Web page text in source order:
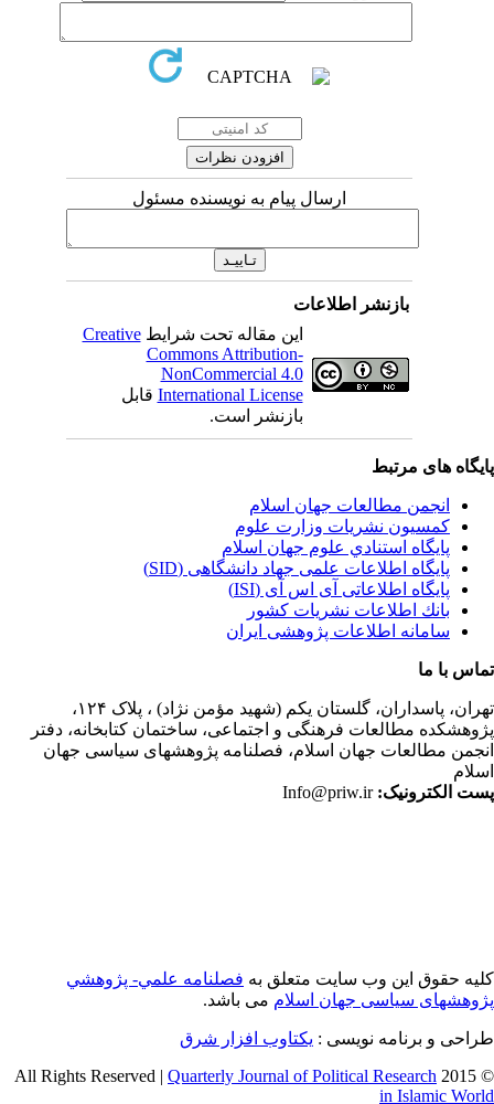
ارسال پیام به نویسنده مسئول
بازنشر اطلاعات
این مقاله تحت شرایطCreative
Commons Attribution-
NonCommercial 4.0
International Licenseقابل
بازنشر است.
های مرتبط
انجمن مطالعات جهان اسلام
کمسیون نشریات وزارت علوم
پايگاه استنادي علوم جهان اسلام
پایگاه اطلاعات علمی جهاد دانشگاهی (SID)
پایگاه اطلاعاتی آی اس آی (ISI)
بانك اطلاعات نشريات كشور
سامانه اطلاعات پژوهشی ایران
با ما
پاسداران، گلستان یکم (شهید مؤمن نژاد) ، پلاک ۱۲۴،
مطالعات فرهنگی و اجتماعی، ساختمان کتابخانه، دفتر
مطالعات جهان اسلام، فصلنامه پژوهشهای سیاسی جهان
الکترونیک:Info@priw.ir
حقوق این وب سایت متعلق بهفصلنامه علمي- پژوهشي
سیاسی جهان اسلاممی باشد.
و برنامه نویسی : یکتاوب افزار شرق
©
Quarterly Journal of Political Research
in Islamic